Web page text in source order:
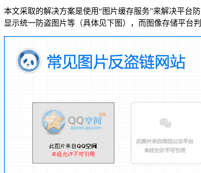
本文采取的解决方案是使用“图片缓存服务”来解决平台
显示统一防盗图片等（具体见下图），而 图像存储平台